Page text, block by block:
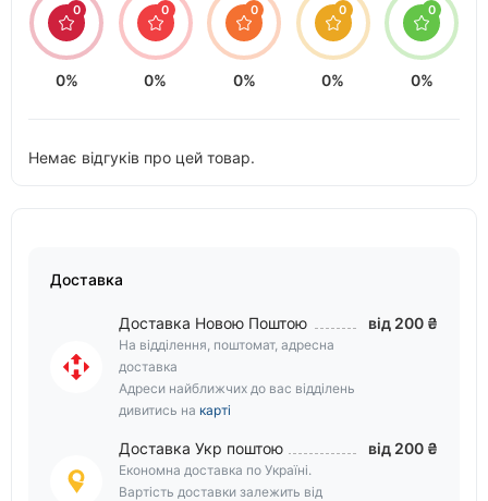
0
0%
0
0%
0
0%
0
0%
0
0%
Немає відгуків про цей товар.
Доставка
Доставка Новою Поштою
На відділення, поштомат, адресна
доставка
Адреси найближчих до вас відділень
дивитись на карті
від 200 ₴
Доставка Укр поштою
Економна доставка по Україні.
Вартість доставки залежить від
від 200 ₴